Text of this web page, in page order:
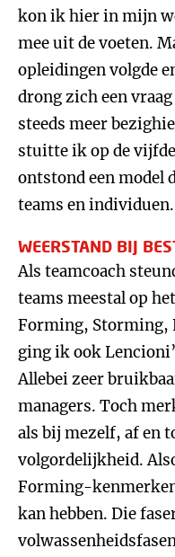
kon ik hier in mijn
mee uit de voeten.
opleidingen volgde
drong zich een
steeds meer
stuitte ik op de
ontstond een model
teams en individuen.
WEERSTAND BIJ
Als teamcoach
teams meestal op
Forming, Storming,
ging ik ook
Allebei zeer
managers. Toch
als bij mezelf, af en
volgordelijkheid.
Forming-
kan hebben. Die